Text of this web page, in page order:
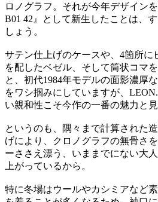
ロノグラフ。それが今年デザイン
B01 42』として新生したことは、
しょう。
サテン仕上げのケースや、4箇所に
を配したベゼル、そして筒状コマ
と、初代1984年モデルの面影濃厚
をワシ掴みにしていますが、
い親和性こそ今作の一番の魅力と見
というのも、隅々まで計算された
げにより、クロノグラフの無骨さ
ーささえ漂う、いままでにない大
上がっているから。
特に冬場はウールやカシミアなど